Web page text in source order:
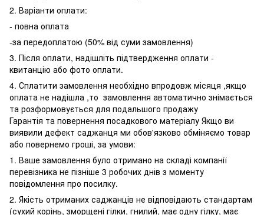
2. Варіанти оплати:
- повна оплата
-за передоплатою (50% від суми замовлення)
3. Після оплати, надішліть підтвердження оплати -
квитанцію або фото оплати.
4. Сплатити замовлення необхідно впродовж місяця ,якщо
оплата не надішла ,то замовлення автоматично знімається
та розформовується для подальшого продажу
Гарантія та повернення посадкового матеріалу Якщо ви
виявили дефект саджанця ми обов'язково обміняємо товар
або повернемо гроші, за умови:
1. Ваше замовлення було отримано на складі компанії
перевізника не пізніше 3 робочих днів з моменту
повідомлення про посилку.
2. Якість отриманих саджанців не відповідають стандартам
(сухий корінь, зморщені гілки, гнилий, має одну гілку, має